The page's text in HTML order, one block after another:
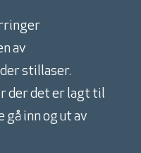
av
stillaser.
der det er lagt til
gå inn og ut av